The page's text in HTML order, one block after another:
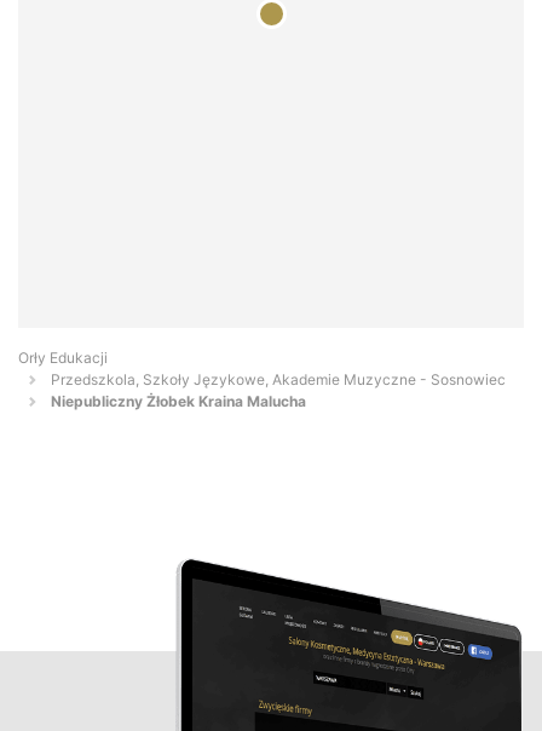
Orły Edukacji
Przedszkola, Szkoły Językowe, Akademie Muzyczne - Sosnowiec
Niepubliczny Żłobek Kraina Malucha